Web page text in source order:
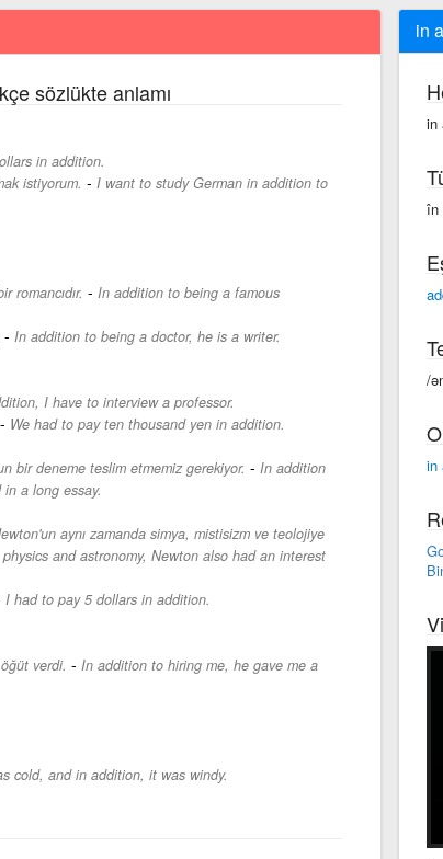
sözlükte anlamı
in addition.
istiyorum. - I want to study German in addition to
romancıdır. - In addition to being a famous
- In addition to being a doctor, he is a writer.
I have to interview a professor.
- We had to pay ten thousand yen in addition.
bir deneme teslim etmemiz gerekiyor. - In addition
a long essay.
aynı zamanda simya, mistisizm ve teolojiye
and astronomy, Newton also had an interest
I had to pay 5 dollars in addition.
verdi. - In addition to hiring me, he gave me a
cold, and in addition, it was windy.
in
in
în
/
in